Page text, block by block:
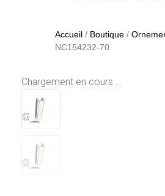
Accueil / Boutique /
NC154232-70
Chargement en cours ...